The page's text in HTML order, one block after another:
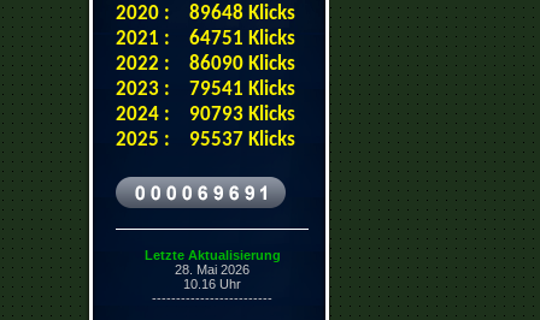
2020 : 89648 Klicks
2021 : 64751 Klicks
2022 : 86090 Klicks
2023 : 79541 Klicks
2024 : 90793 Klicks
2025 : 95537 Klicks
Letzte Aktualisierung
28. Mai 2026
10.16 Uhr
-------------------------